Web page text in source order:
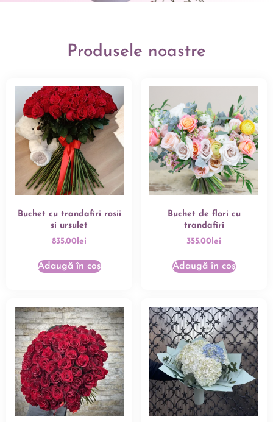
Produsele noastre
Buchet cu trandafiri rosii
si ursulet
835.00 lei
Adaugă în coș
Buchet de flori cu
trandafiri
355.00 lei
Adaugă în coș